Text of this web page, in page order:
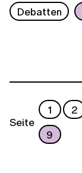
Debatten
Seite
1 2
9